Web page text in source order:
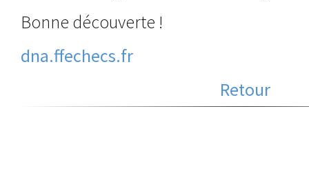
Bonne découverte !
dna.ffechecs.fr
Retour